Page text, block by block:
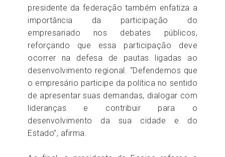
presidente da federação também enfatiza a
importância da participação do
empresariado nos debates públicos,
reforçando que essa participação deve
ocorrer na defesa de pautas ligadas ao
desenvolvimento regional. “Defendemos que
o empresário participe da política no sentido
de apresentar suas demandas, dialogar com
lideranças e contribuir para o
desenvolvimento da sua cidade e do
Estado”, afirma.